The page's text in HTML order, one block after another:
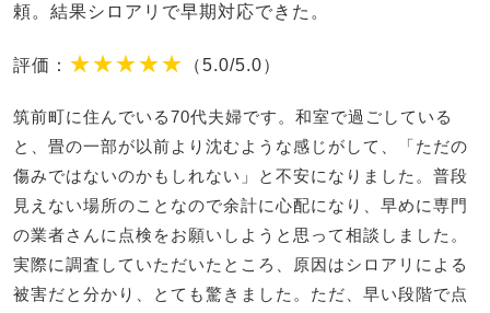
頼。結果シロアリで早期対応できた。
評価： ★★★★★ （5.0/5.0）
筑前町に住んでいる70代夫婦です。和室で過ごしている
と、畳の一部が以前より沈むような感じがして、「ただの
傷みではないのかもしれない」と不安になりました。普段
見えない場所のことなので余計に心配になり、早めに専門
の業者さんに点検をお願いしようと思って相談しました。
実際に調査していただいたところ、原因はシロアリによる
被害だと分かり、とても驚きました。ただ、早い段階で点